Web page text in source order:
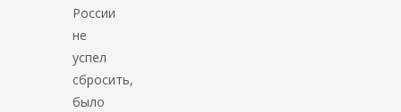
России
не
успел
сбросить,
было